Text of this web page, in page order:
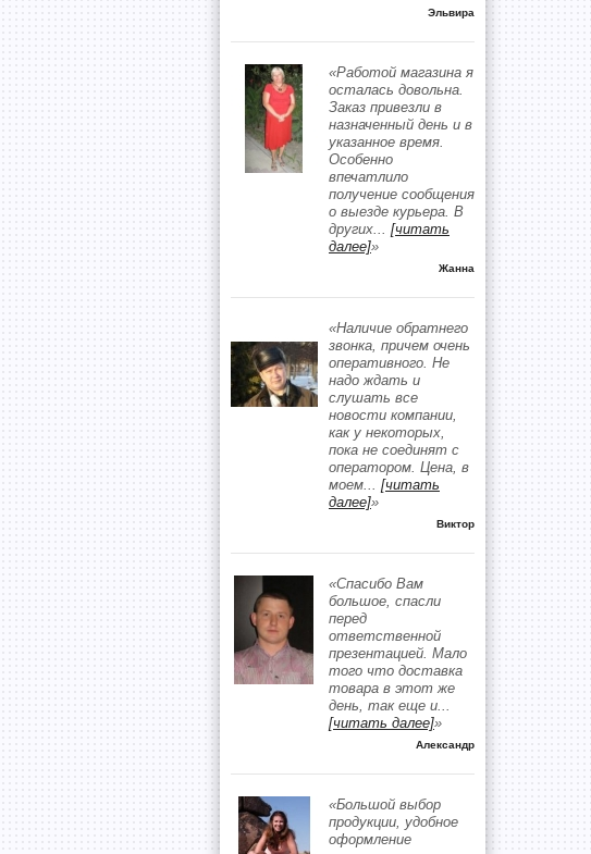
Эльвира
«Работой магазина я
осталась довольна.
Заказ привезли в
назначенный день и в
указанное время.
Особенно
впечатлило
получение сообщения
о выезде курьера. В
других... [читать
далее]»
Жанна
«Наличие обратнего
звонка, причем очень
оперативного. Не
надо ждать и
слушать все
новости компании,
как у некоторых,
пока не соединят с
оператором. Цена, в
моем... [читать
далее]»
Виктор
«Спасибо Вам
большое, спасли
перед
ответственной
презентацией. Мало
того что доставка
товара в этот же
день, так еще и...
[читать далее]»
Александр
«Большой выбор
продукции, удобное
оформление